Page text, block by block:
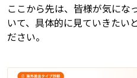
ここから先は、皆様が気にな
いて、具体的に見ていきたい
ださい。